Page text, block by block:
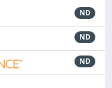
ND
ND
ND